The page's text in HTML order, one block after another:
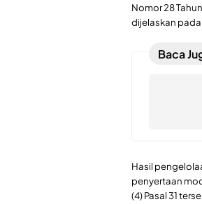
Nomor 28
dijelaskan
Baca
Hasil
penyertaan
(4) Pasal 31